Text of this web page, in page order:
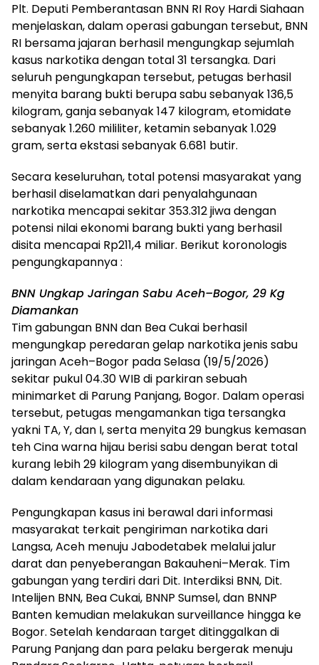
Plt. Deputi Pemberantasan BNN RI Roy Hardi Siahaan
menjelaskan, dalam operasi gabungan tersebut, BNN
RI bersama jajaran berhasil mengungkap sejumlah
kasus narkotika dengan total 31 tersangka. Dari
seluruh pengungkapan tersebut, petugas berhasil
menyita barang bukti berupa sabu sebanyak 136,5
kilogram, ganja sebanyak 147 kilogram, etomidate
sebanyak 1.260 mililiter, ketamin sebanyak 1.029
gram, serta ekstasi sebanyak 6.681 butir.
Secara keseluruhan, total potensi masyarakat yang
berhasil diselamatkan dari penyalahgunaan
narkotika mencapai sekitar 353.312 jiwa dengan
potensi nilai ekonomi barang bukti yang berhasil
disita mencapai Rp211,4 miliar. Berikut koronologis
pengungkapannya :
BNN Ungkap Jaringan Sabu Aceh–Bogor, 29 Kg
Diamankan
Tim gabungan BNN dan Bea Cukai berhasil
mengungkap peredaran gelap narkotika jenis sabu
jaringan Aceh–Bogor pada Selasa (19/5/2026)
sekitar pukul 04.30 WIB di parkiran sebuah
minimarket di Parung Panjang, Bogor. Dalam operasi
tersebut, petugas mengamankan tiga tersangka
yakni TA, Y, dan I, serta menyita 29 bungkus kemasan
teh Cina warna hijau berisi sabu dengan berat total
kurang lebih 29 kilogram yang disembunyikan di
dalam kendaraan yang digunakan pelaku.
Pengungkapan kasus ini berawal dari informasi
masyarakat terkait pengiriman narkotika dari
Langsa, Aceh menuju Jabodetabek melalui jalur
darat dan penyeberangan Bakauheni–Merak. Tim
gabungan yang terdiri dari Dit. Interdiksi BNN, Dit.
Intelijen BNN, Bea Cukai, BNNP Sumsel, dan BNNP
Banten kemudian melakukan surveillance hingga ke
Bogor. Setelah kendaraan target ditinggalkan di
Parung Panjang dan para pelaku bergerak menuju